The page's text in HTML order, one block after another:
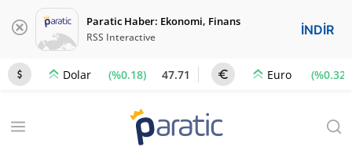
Paratic Haber: Ekonomi, Finans
RSS Interactive İNDİR
Dolar (%0.18) 47.71 Euro (%0.32)